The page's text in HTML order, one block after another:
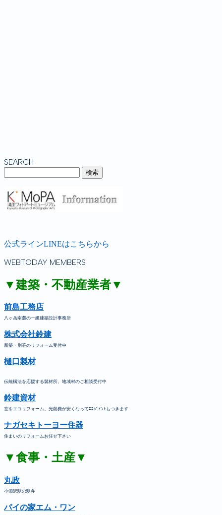
SEARCH
公式ラインLINEはこちらから
WEBTODAY MEMBERS
▼建築・不動産業者▼
前島工務店
八ヶ岳南麓の一級建築設計事務所
株式会社鈴建
新築・別荘のリフォーム受付中
樋口製材
伝統構法を応援する製材所。地域材のご相談受付中
鈴建資材
窓をエコリフォーム。光熱費が安くなってｴｺﾎﾟｲﾝﾄもつきます
ナガセキトーヨー住器
住まいのリフォームお任せ下さい
▼食事・土産▼
丸政
小淵沢駅の駅弁
パイの家エム・ワン